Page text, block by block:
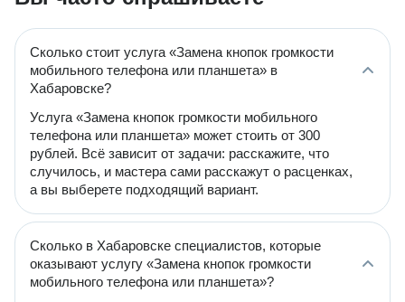
Сколько стоит услуга «Замена кнопок громкости
мобильного телефона или планшета» в
Хабаровске?
Услуга «Замена кнопок громкости мобильного
телефона или планшета» может стоить от 300
рублей. Всё зависит от задачи: расскажите, что
случилось, и мастера сами расскажут о расценках,
а вы выберете подходящий вариант.
Сколько в Хабаровске специалистов, которые
оказывают услугу «Замена кнопок громкости
мобильного телефона или планшета»?